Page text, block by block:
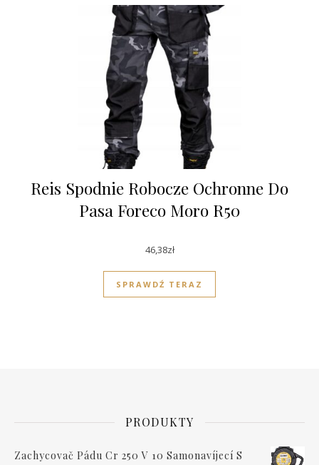
Reis Spodnie Robocze Ochronne Do
Pasa Foreco Moro R50
46,38zł
SPRAWDŹ TERAZ
PRODUKTY
Zachycovač Pádu Cr 250 V 10 Samonavíjecí S